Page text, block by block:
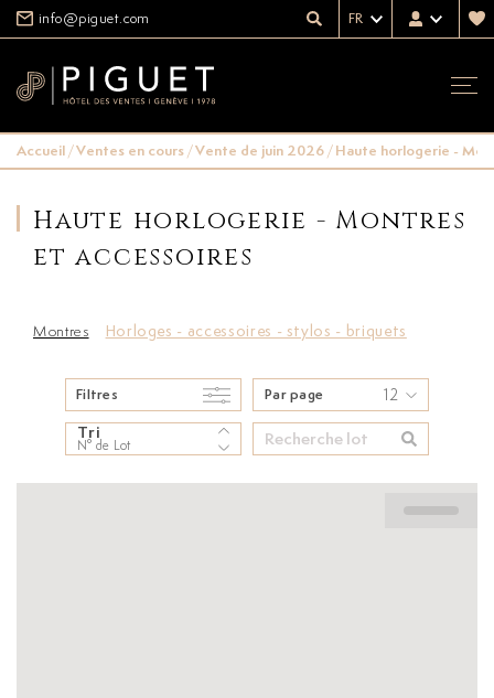
info@piguet.com FR
Accueil/Ventes en cours/Vente de juin 2026/Haute horlogerie -
Haute horlogerie - Montres
et accessoires
Montres Horloges - accessoires - stylos - briquets
Filtres Par page 12
Tri
N° de Lot